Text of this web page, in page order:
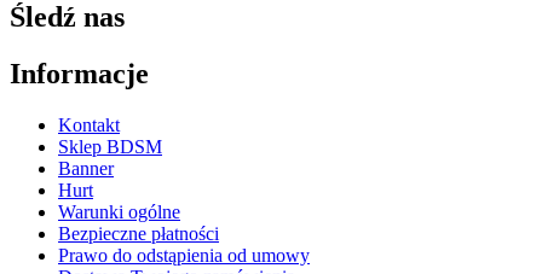
Śledź nas
Informacje
Kontakt
Sklep BDSM
Banner
Hurt
Warunki ogólne
Bezpieczne płatności
Prawo do odstąpienia od umowy